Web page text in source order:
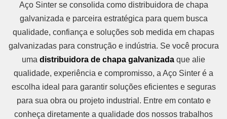
Aço Sinter se consolida como distribuidora de chapa
galvanizada e parceira estratégica para quem busca
qualidade, confiança e soluções sob medida em chapas
galvanizadas para construção e indústria. Se você procura
uma distribuidora de chapa galvanizada que alie
qualidade, experiência e compromisso, a Aço Sinter é a
escolha ideal para garantir soluções eficientes e seguras
para sua obra ou projeto industrial. Entre em contato e
conheça diretamente a qualidade dos nossos trabalhos